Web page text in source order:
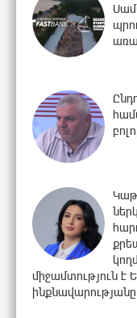
միջամտություն է